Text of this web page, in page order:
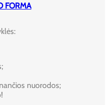
FORMA
nuorodos;